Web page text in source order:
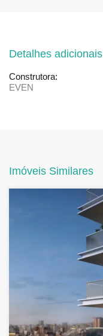
Detalhes adicionais
Construtora:
EVEN
Imóveis Similares